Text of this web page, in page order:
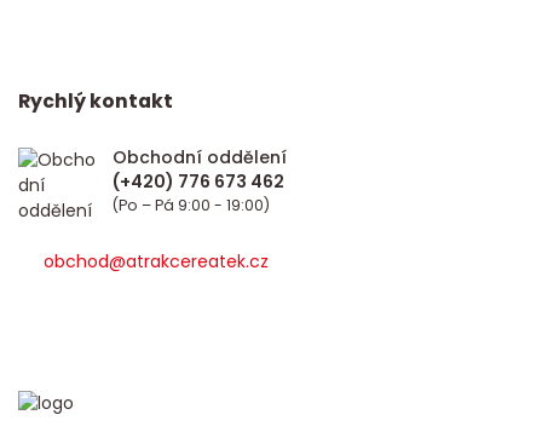
Rychlý kontakt
Obchodní oddělení
(Po – Pá 9:00 - 19:00)
obchod@atrakcereatek.cz